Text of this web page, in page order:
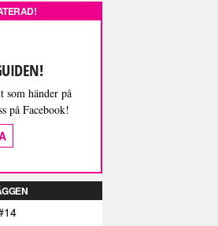
händer på
på Facebook!